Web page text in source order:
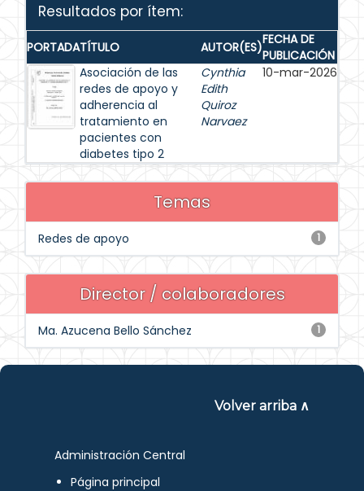
Resultados por ítem:
PORTADATÍTULO AUTOR(ES)FECHA DE
PUBLICACIÓN
Asociación de las
redes de apoyo y
adherencia al
tratamiento en
pacientes con
diabetes tipo 2
Cynthia
Edith
Quiroz
Narvaez
10-mar-2026
Temas
1
Redes de apoyo
Director / colaboradores
1
Ma. Azucena Bello Sánchez
Volver arriba ∧
Administración Central
Página principal